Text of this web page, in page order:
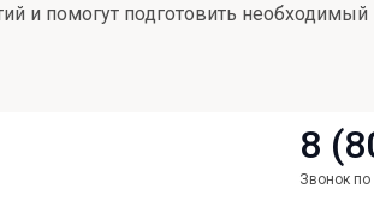
и помогут подготовить необходимый
8
Звонок